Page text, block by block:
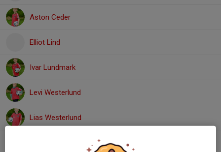
Aston Ceder
Elliot Lind
Ivar Lundmark
Levi Westerlund
Lias Westerlund